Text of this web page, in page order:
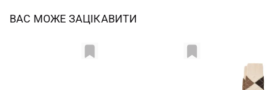
ВАС МОЖЕ ЗАЦІКАВИТИ